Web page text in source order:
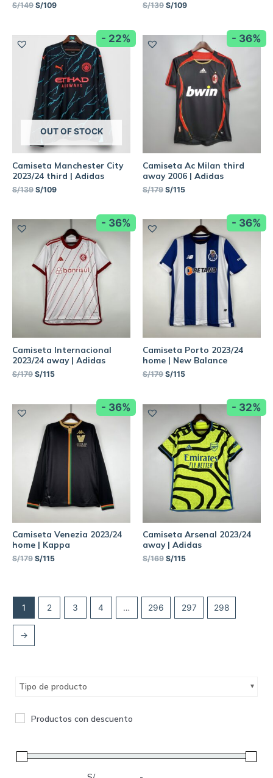
Tipo de producto
Productos con descuento
S/149 S/109 S/139 S/109
- 22%
OUT OF STOCK
Camiseta Manchester City
2023/24 third | Adidas
S/139 S/109
- 36%
Camiseta Ac Milan third
away 2006 | Adidas
S/179 S/115
- 36%
Camiseta Internacional
2023/24 away | Adidas
S/179 S/115
- 36%
Camiseta Porto 2023/24
home | New Balance
S/179 S/115
- 36%
Camiseta Venezia 2023/24
home | Kappa
S/179 S/115
- 32%
Camiseta Arsenal 2023/24
away | Adidas
S/169 S/115
1 2 3 4 … 296 297 298
→